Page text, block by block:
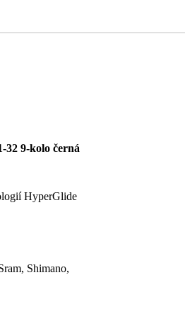
32 9-kolo černá
HyperGlide
Shimano,